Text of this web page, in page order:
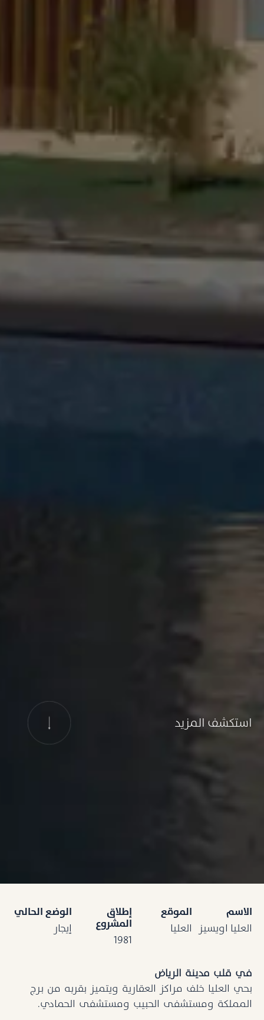
استكشف المزيد
الاسم
العليا اويسيز
الموقع
العليا
إطلاق
المشروع
1981
الوضع الحالي
إيجار
في قلب مدينة الرياض
بحي العليا خلف مراكز العقارية ويتميز بقربه من برج
المملكة ومستشفى الحبيب ومستشفى الحمادي.